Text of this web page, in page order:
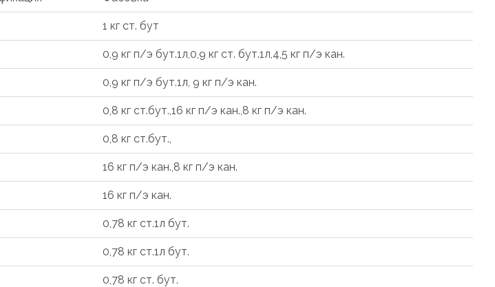
1 кг ст. бут
0,9 кг п/э бут.1л,0,9 кг ст. бут.1л,4,5 кг п/э кан.
0,9 кг п/э бут.1л, 9 кг п/э кан.
0,8 кг ст.бут.,16 кг п/э кан.,8 кг п/э кан.
0,8 кг ст.бут.,
16 кг п/э кан.,8 кг п/э кан.
16 кг п/э кан.
0,78 кг ст.1л бут.
0,78 кг ст.1л бут.
0,78 кг ст. бут.